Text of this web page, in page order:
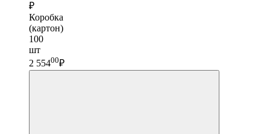
₽
Коробка
(картон)
100
шт
2 55400₽